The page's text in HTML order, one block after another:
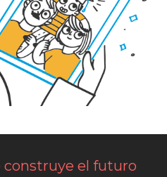
construye el futuro